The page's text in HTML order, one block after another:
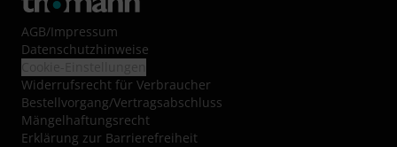
AGB/Impressum
Datenschutzhinweise
Widerrufsrecht für Verbraucher
Bestellvorgang/Vertragsabschluss
Mängelhaftungsrecht
Erklärung zur Barrierefreiheit